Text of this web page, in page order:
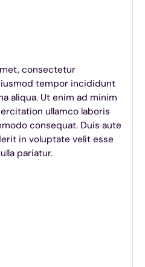
consectetur
tempor incididunt
aliqua. Ut enim ad minim
ullamco laboris
consequat. Duis aute
in voluptate velit esse
pariatur.